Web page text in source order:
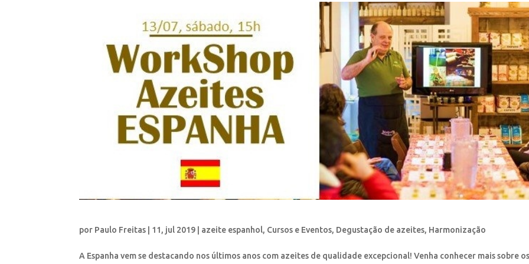
por Paulo Freitas 11, jul 2019 azeite espanhol, Cursos e Eventos, Degustação de azeites, Harmonização
A Espanha vem se destacando nos últimos anos com azeites de qualidade excepcional! Venha conhecer mais sobre